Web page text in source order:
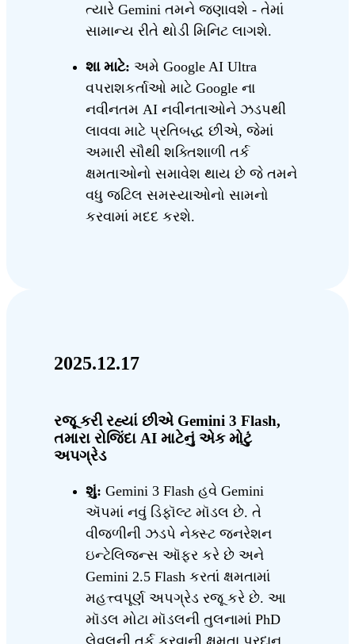
ત્યારે Gemini તમને જણાવશે - તેમાં
સામાન્ય રીતે થોડી મિનિટ લાગશે.
શા માટે: અમે Google AI Ultra
વપરાશકર્તાઓ માટે Google ના
નવીનતમ AI નવીનતાઓને ઝડપથી
લાવવા માટે પ્રતિબદ્ધ છીએ, જેમાં
અમારી સૌથી શક્તિશાળી તર્ક
ક્ષમતાઓનો સમાવેશ થાય છે જે તમને
વધુ જટિલ સમસ્યાઓનો સામનો
કરવામાં મદદ કરશે.
2025.12.17
રજૂ કરી રહ્યાં છીએ Gemini 3 Flash,
તમારા રોજિંદા AI માટેનું એક મોટું
અપગ્રેડ
શું: Gemini 3 Flash હવે Gemini
ઍપમાં નવું ડિફૉલ્ટ મૉડલ છે. તે
વીજળીની ઝડપે નેક્સ્ટ જનરેશન
ઇન્ટેલિજન્સ ઑફર કરે છે અને
Gemini 2.5 Flash કરતાં ક્ષમતામાં
મહત્ત્વપૂર્ણ અપગ્રેડ રજૂ કરે છે. આ
મૉડલ મોટા મૉડલની તુલનામાં PhD